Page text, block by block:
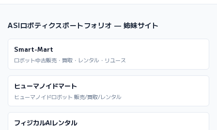
ASIロボティクスポートフォリオ — 姉妹サイト
Smart-Mart
ロボット中古販売・買取・レンタル・リユース
ヒューマノイドマート
ヒューマノイドロボット 販売/買取/レンタル
フィジカルAIレンタル